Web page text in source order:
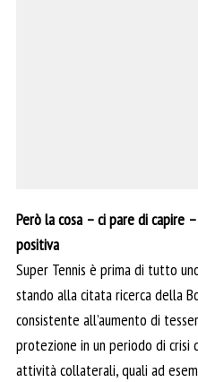
Però la cosa – ci pare di capire
positiva
Super Tennis è prima di tutto
stando alla citata ricerca della
consistente all’aumento di
protezione in un periodo di
attività collaterali, quali ad